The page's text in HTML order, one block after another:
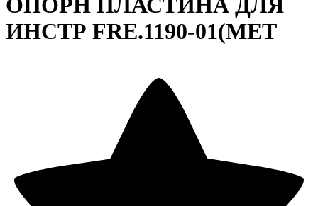
ОПОРН ПЛАСТИНА ДЛЯ
ИНСТР FRE.1190-01(МЕТ